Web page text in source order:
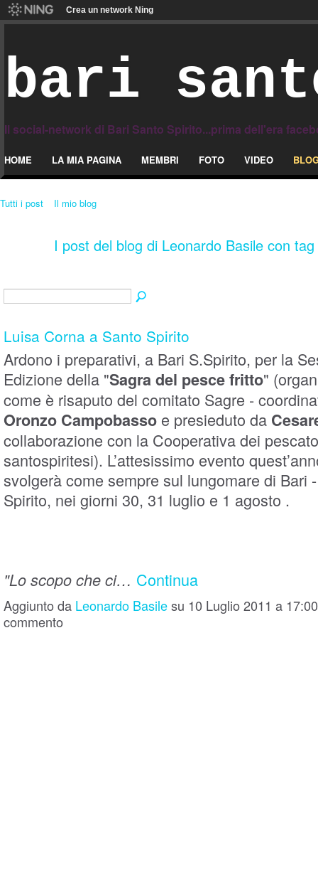
Crea un network Ning
bari
Il social-network di Bari Santo Spirito...prima dell'era
HOME LA MIA PAGINA MEMBRI FOTO VIDEO
Tutti i post Il mio blog
I post del blog di Leonardo Basile con
Luisa Corna a Santo Spirito
Ardono i preparativi, a Bari S.Spirito, per la
Edizione della "Sagra del pesce fritto"
come è risaputo del comitato Sagre -
Oronzo Campobasso e presieduto da
collaborazione con la Cooperativa dei
santospiritesi). L’attesissimo evento
svolgerà come sempre sul lungomare di Bari
Spirito, nei giorni 30, 31 luglio e 1 agosto .
"Lo scopo che ci… Continua
Aggiunto da Leonardo Basilesu 10 Luglio 2011 a
commento